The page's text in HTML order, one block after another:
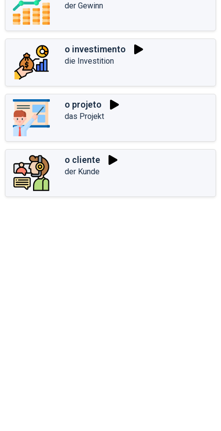
der Gewinn
o investimento
die Investition
o projeto
das Projekt
o cliente
der Kunde